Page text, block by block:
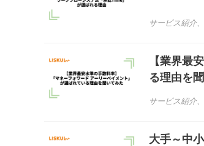
サービス紹介、
【業界最
る理由を
サービス紹介、
大手～中